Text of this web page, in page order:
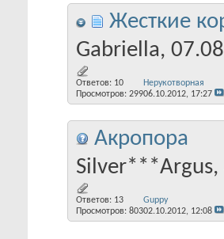
Жесткие
Gabriella,
Ответов: 10
Просмотров: 299
Нерукотворная
06.10.2012, 17:27
Акропора
Silver***Argus
Ответов: 13
Просмотров: 803
Guppy
02.10.2012, 12:08